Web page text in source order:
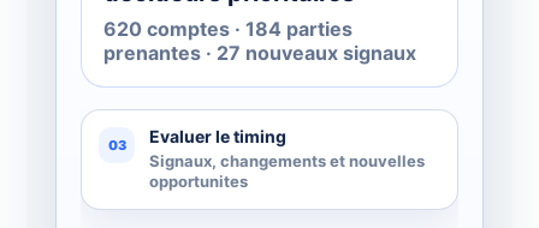
620 comptes · 184 parties
prenantes · 27 nouveaux signaux
03 Evaluer le timing
Signaux, changements et nouvelles
opportunites